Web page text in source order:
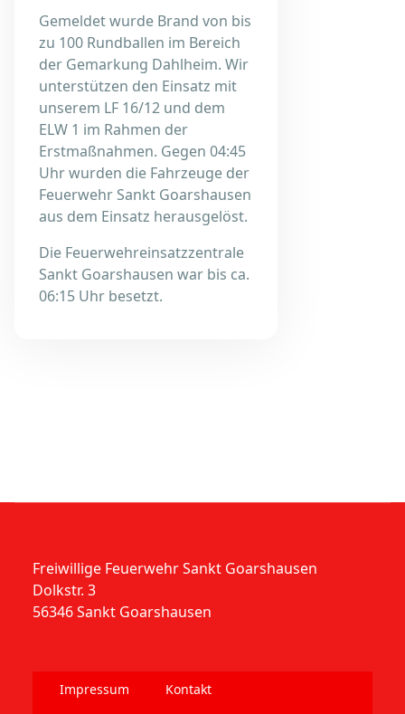
Gemeldet wurde Brand von bis
zu 100 Rundballen im Bereich
der Gemarkung Dahlheim. Wir
unterstützen den Einsatz mit
unserem LF 16/12 und dem
ELW 1 im Rahmen der
Erstmaßnahmen. Gegen 04:45
Uhr wurden die Fahrzeuge der
Feuerwehr Sankt Goarshausen
aus dem Einsatz herausgelöst.
Die Feuerwehreinsatzzentrale
Sankt Goarshausen war bis ca.
06:15 Uhr besetzt.
Freiwillige Feuerwehr Sankt Goarshausen
Dolkstr. 3
56346 Sankt Goarshausen
Impressum Kontakt